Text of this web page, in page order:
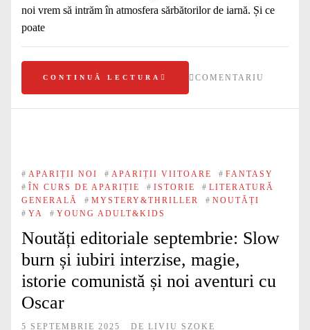
noi vrem să intrăm în atmosfera sărbătorilor de iarnă. Și ce
poate
CONTINUĂ LECTURA COMENTARIU
# APARIȚII NOI # APARIȚII VIITOARE # FANTASY
# ÎN CURS DE APARIȚIE # ISTORIE # LITERATURĂ
GENERALĂ
# MYSTERY&THRILLER # NOUTĂȚI
# YA # YOUNG ADULT&KIDS
Noutăți editoriale septembrie: Slow
burn și iubiri interzise, magie,
istorie comunistă și noi aventuri cu
Oscar
5 SEPTEMBRIE 2025 DE LIVIU SZOKE